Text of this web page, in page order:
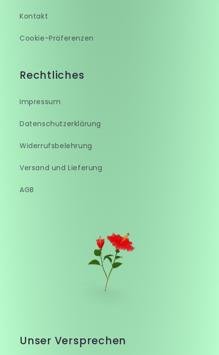
Kontakt
Cookie-Präferenzen
Rechtliches
Impressum
Datenschutzerklärung
Widerrufsbelehrung
Versand und Lieferung
AGB
Unser Versprechen